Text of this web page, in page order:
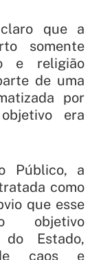
que a
somente
e religião
de uma
por
era
Público, a
como
que esse
objetivo
Estado,
caos e